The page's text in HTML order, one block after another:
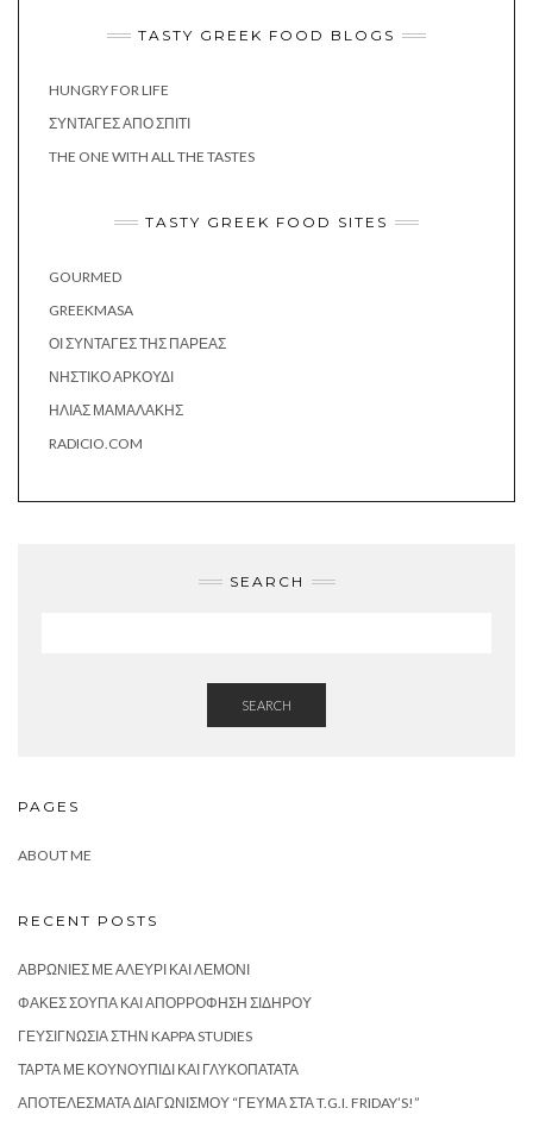
TASTY GREEK FOOD BLOGS
HUNGRY FOR LIFE
ΣΥΝΤΑΓΈΣ ΑΠΌ ΣΠΊΤΙ
THE ONE WITH ALL THE TASTES
TASTY GREEK FOOD SITES
GOURMED
GREEKMASA
ΟΙ ΣΥΝΤΑΓΈΣ ΤΗΣ ΠΑΡΈΑΣ
ΝΗΣΤΙΚΌ ΑΡΚΟΎΔΙ
ΗΛΊΑΣ ΜΑΜΑΛΆΚΗΣ
RADICIO.COM
SEARCH
SEARCH
PAGES
ABOUT ME
RECENT POSTS
ΑΒΡΩΝΙΈΣ ΜΕ ΑΛΕΎΡΙ ΚΑΙ ΛΕΜΌΝΙ
ΦΑΚΈΣ ΣΟΎΠΑ ΚΑΙ ΑΠΟΡΡΌΦΗΣΗ ΣΙΔΉΡΟΥ
ΓΕΥΣΙΓΝΩΣΊΑ ΣΤΗΝ KAPPA STUDIES
ΤΆΡΤΑ ΜΕ ΚΟΥΝΟΥΠΊΔΙ ΚΑΙ ΓΛΥΚΟΠΑΤΆΤΑ
ΑΠΟΤΕΛΈΣΜΑΤΑ ΔΙΑΓΩΝΙΣΜΟΎ “ΓΕΎΜΑ ΣΤΑ T.G.I. FRIDAY’S!”